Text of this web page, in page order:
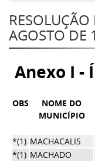
AGOSTO DE
Anexo I -
OBS
NOME DO
MUNICÍPIO
*(1) MACHACALIS
*(1) MACHADO